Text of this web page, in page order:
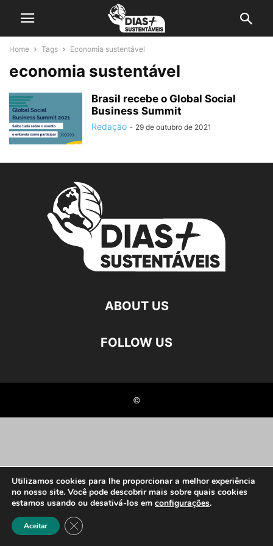
Home Tags Economia sustentável
economia sustentável
Brasil recebe o Global Social
Business Summit
Redação - 29 de outubro de 2021
ABOUT US
FOLLOW US
©
Utilizamos cookies para lhe proporcionar a melhor experiência
no nosso site. Você pode descobrir mais sobre quais cookies
estamos usando ou desativá-los em configurações.
Aceitar Close GDPR Cookie Banner